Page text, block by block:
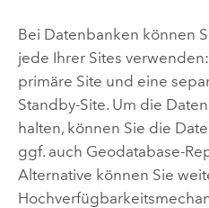
Bei Datenbanken können
jede Ihrer Sites
primäre Site und eine
Standby-Site. Um die
halten, können Sie die
ggf. auch Geodatabase-
Alternative können Sie